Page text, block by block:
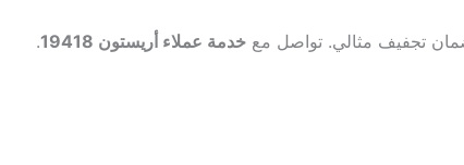
تجفيف مثالي. تواصل مع خدمة عملاء أريستون 19418 .